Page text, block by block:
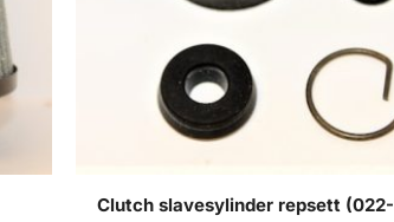
Clutch slavesylinder repsett (022-